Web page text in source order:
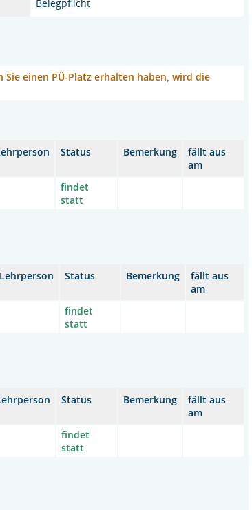
Belegpflicht
einen PÜ-Platz erhalten haben, wird die
Status Bemerkung
fällt aus
am
findet
statt
Lehrperson Status Bemerkung
fällt aus
am
findet
statt
Status Bemerkung
fällt aus
am
findet
statt